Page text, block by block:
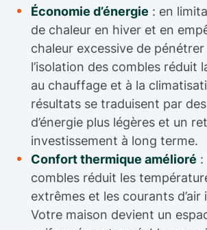
Économie d’énergie : en
de chaleur en hiver et en
chaleur excessive de pénétrer
l’isolation des combles réduit
au chauffage et à la
résultats se traduisent par
d’énergie plus légères et un
investissement à long terme.
Confort thermique amélioré :
combles réduit les
extrêmes et les courants d’air
Votre maison devient un